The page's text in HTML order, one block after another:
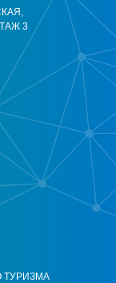
ТУРИЗМА
3